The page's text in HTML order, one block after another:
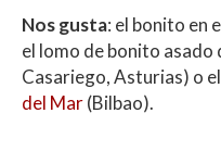
Nos gusta: el bonito en
el lomo de bonito asado
Casariego, Asturias) o
del Mar(Bilbao).